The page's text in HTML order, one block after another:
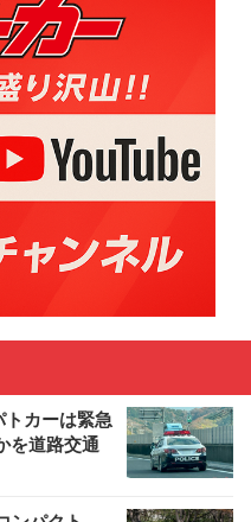
カーは緊急
を道路交通